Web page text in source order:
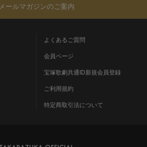
メールマガジンのご案内
よくあるご質問
会員ページ
宝塚歌劇共通ID新規会員登録
ご利用規約
特定商取引法について